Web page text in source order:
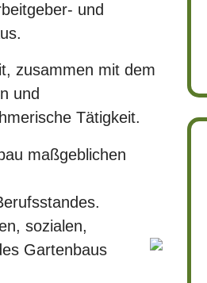
und
zusammen mit dem
und
Tätigkeit.
maßgeblichen
sozialen,
Gartenbaus